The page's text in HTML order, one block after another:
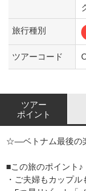
旅行種別
ツアーコード
ツアー
ポイント
☆―ベトナム最後の
■この旅のポイント♪
・ご夫婦もカップ